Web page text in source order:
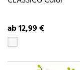
ab 12,99 €